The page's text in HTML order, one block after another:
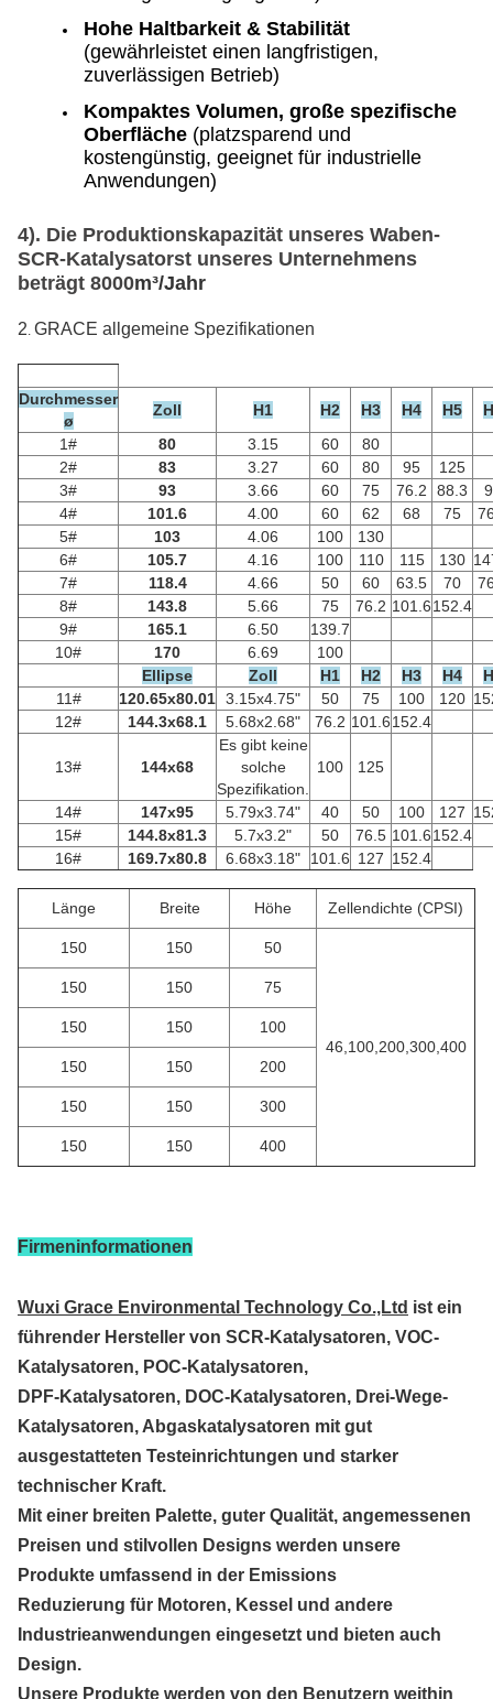
Hohe Haltbarkeit & Stabilität
(gewährleistet einen langfristigen,
zuverlässigen Betrieb)
Kompaktes Volumen, große spezifische
Oberfläche (platzsparend und
kostengünstig, geeignet für industrielle
Anwendungen)
4). Die Produktionskapazität unseres Waben-
SCR-Katalysatorst unseres Unternehmens
beträgt 8000m³/Jahr
2. GRACE allgemeine Spezifikationen
Durchmesser
ø
Zoll H1 H2 H3 H4 H5
1#
80 3.15 60
80
2#
83 3.27 60 80 95
125
3#
93 3.66 60 75 76.2 88.3
4#
101.6 4.00 60 62 68 75
5#
103 4.06 100
130
6#
105.7 4.16 100 110 115 130
7#
118.4 4.66 50 60 63.5 70
8#
143.8 5.66 75 76.2 101.6152.4
9#
165.1 6.50
139.7
10#
170 6.69
100
Ellipse
Zoll H1 H2 H3 H4
11#
120.65x80.01 3.15x4.75" 50 75 100 120
12#
144.3x68.1 5.68x2.68" 76.2 101.6152.4
13# 144x68
Es gibt keine
solche
Spezifikation.
100 125
14# 147x95 5.79x3.74" 40 50 100 127
15#
144.8x81.3 5.7x3.2" 50 76.5 101.6152.4
16#
169.7x80.8 6.68x3.18" 101.6 127 152.4
Länge Breite Höhe Zellendichte (CPSI)
150 150 50
46,100,200,300,400
150 150 75
150 150 100
150 150 200
150 150 300
150 150 400
Firmeninformationen
Wuxi Grace Environmental Technology Co.,Ltd ist ein
führender Hersteller von SCR-Katalysatoren, VOC-
Katalysatoren, POC-Katalysatoren,
DPF-Katalysatoren, DOC-Katalysatoren, Drei-Wege-
Katalysatoren, Abgaskatalysatoren mit gut
ausgestatteten Testeinrichtungen und starker
technischer Kraft.
Mit einer breiten Palette, guter Qualität, angemessenen
Preisen und stilvollen Designs werden unsere
Produkte umfassend in der Emissions
Reduzierung für Motoren, Kessel und andere
Industrieanwendungen eingesetzt und bieten auch
Design.
Unsere Produkte werden von den Benutzern weithin